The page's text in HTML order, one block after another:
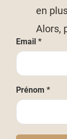
en
Alors,
Email *
Prénom *